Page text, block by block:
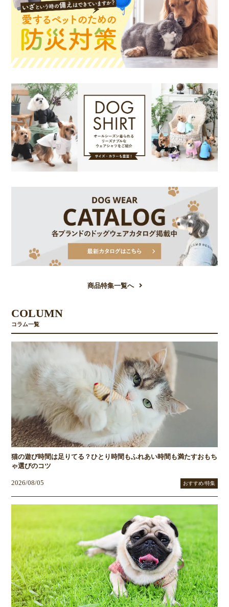
商品特集一覧へ
COLUMN
コラム一覧
猫の遊び時間は足りてる？ひとり時間もふれあい時間も満たすおもち
ゃ選びのコツ
2026/08/05 おすすめ/特集